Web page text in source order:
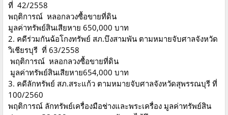
ที่ 42/2558
พฤติการณ์ หลอกลวงซื้อขายที่ดิน
มูลค่าทรัพย์สินเสียหาย 650,000 บาท
2. คดีร่วมกันฉ้อโกงทรัพย์ สภ.บึงสามพัน ตามหมายจับศาลจังหวัด
วิเชียรบุรี ที่ 63/2558
พฤติการณ์ หลอกลวงซื้อขายที่ดิน
มูลค่าทรัพย์สินเสียหาย654,000 บาท
3. คดีลักทรัพย์ สภ.สระแก้ว ตามหมายจับศาลจังหวัดสุพรรณบุรี ที่
100/2560
พฤติการณ์ ลักทรัพย์เครื่องมือช่างและพระเครื่อง มูลค่าทรัพย์สิน